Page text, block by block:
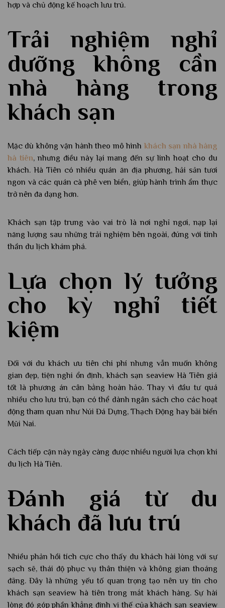
hợp và chủ động kế hoạch lưu trú.
Trải nghiệm nghỉ
dưỡng không cần
nhà hàng trong
khách sạn
Mặc dù không vận hành theo mô hình khách sạn nhà hàng
hà tiên, nhưng điều này lại mang đến sự linh hoạt cho du
khách. Hà Tiên có nhiều quán ăn địa phương, hải sản tươi
ngon và các quán cà phê ven biển, giúp hành trình ẩm thực
trở nên đa dạng hơn.
Khách sạn tập trung vào vai trò là nơi nghỉ ngơi, nạp lại
năng lượng sau những trải nghiệm bên ngoài, đúng với tinh
thần du lịch khám phá.
Lựa chọn lý tưởng
cho kỳ nghỉ tiết
kiệm
Đối với du khách ưu tiên chi phí nhưng vẫn muốn không
gian đẹp, tiện nghi ổn định, khách sạn seaview Hà Tiên giá
tốt là phương án cân bằng hoàn hảo. Thay vì đầu tư quá
nhiều cho lưu trú, bạn có thể dành ngân sách cho các hoạt
động tham quan như Núi Đá Dựng, Thạch Động hay bãi biển
Mũi Nai.
Cách tiếp cận này ngày càng được nhiều người lựa chọn khi
du lịch Hà Tiên.
Đánh giá từ du
khách đã lưu trú
Nhiều phản hồi tích cực cho thấy du khách hài lòng với sự
sạch sẽ, thái độ phục vụ thân thiện và không gian thoáng
đãng. Đây là những yếu tố quan trọng tạo nên uy tín cho
khách sạn seaview hà tiên trong mắt khách hàng. Sự hài
lòng đó góp phần khẳng định vị thế của khách sạn seaview